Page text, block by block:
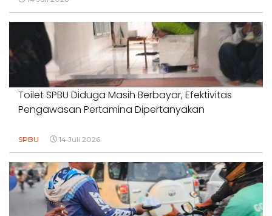
Toilet SPBU Diduga Masih Berbayar, Efektivitas
Pengawasan Pertamina Dipertanyakan
SPBU 14 Juli 2026